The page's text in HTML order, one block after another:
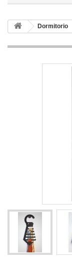
Dormitorio